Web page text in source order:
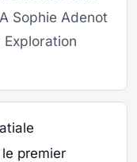
Sophie Adenot
premier